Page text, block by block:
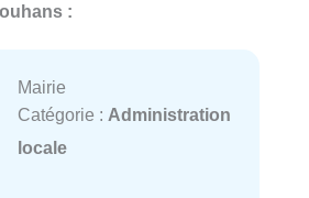
:
Mairie
Catégorie : Administration
locale